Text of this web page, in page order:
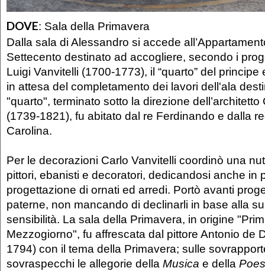
DOVE: Sala della Primavera
Dalla sala di Alessandro si accede
Settecento destinato ad accogliere, secondo i
Luigi Vanvitelli (1700-1773), il “quarto” del principe
in attesa del completamento dei lavori dell'ala
"quarto", terminato sotto la direzione dell’architetto
(1739-1821), fu abitato dal re Ferdinando e dalla
Carolina.
Per le decorazioni Carlo Vanvitelli coordinò una
pittori, ebanisti e decoratori, dedicandosi anche in
progettazione di ornati ed arredi. Portò avanti
paterne, non mancando di declinarli in base alla
sensibilità. La sala della Primavera, in origine
Mezzogiorno", fu affrescata dal pittore Antonio de
1794) con il tema della Primavera; sulle
sovraspecchi le allegorie della Musica e della